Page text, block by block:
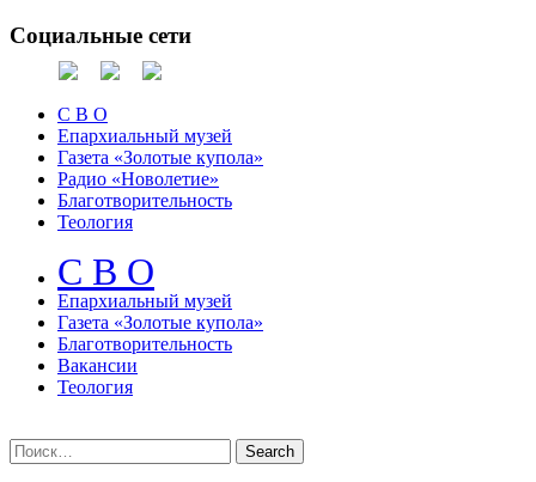
Социальные сети
С В О
Епархиальный музей
Газета «Золотые купола»
Радио «Новолетие»
Благотворительность
Теология
С В О
Епархиальный музeй
Газета «Золотые купола»
Благотворительность
Вакансии
Теология